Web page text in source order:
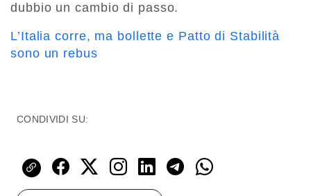
dubbio un cambio di passo.
L’Italia corre, ma bollette e Patto di Stabilità
sono un rebus
CONDIVIDI SU: